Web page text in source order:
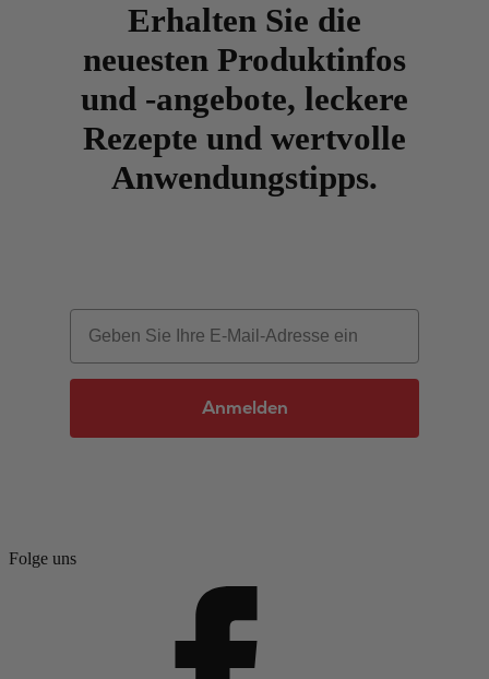
Erhalten Sie die
neuesten Produktinfos
und -angebote, leckere
Rezepte und wertvolle
Anwendungstipps.
Email
Anmelden
Folge uns